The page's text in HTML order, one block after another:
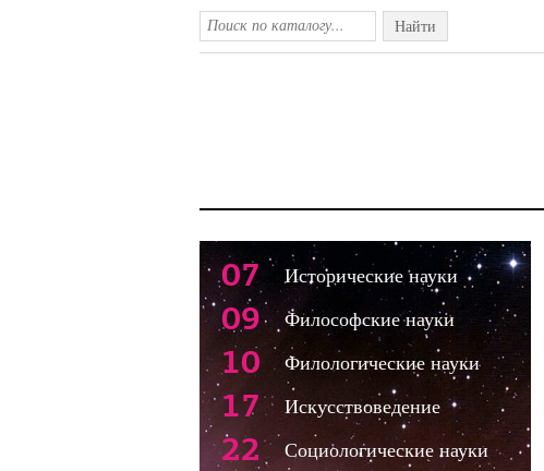
Найти
07 Исторические науки
09 Философские науки
10 Филологические науки
17 Искусствоведение
22 Социологические науки